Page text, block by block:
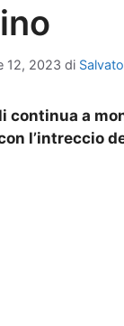
12, 2023 di
continua a
l’intreccio